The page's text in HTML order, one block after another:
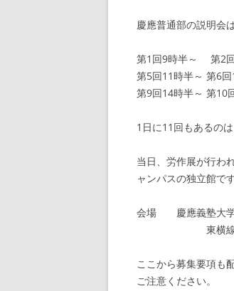
慶應普通部の説明会
第1回9時半～ 第2
第5回11時半～ 第6
第9回14時半～ 第10
1日に11回もあるの
当日、労作展が行わ
ャンパスの独立館で
会場 慶應義塾大学
東横線・目黒線
ここから募集要項も
ご注意ください。